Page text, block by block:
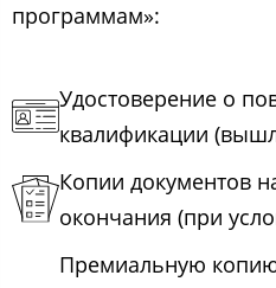
программам»:
Удостоверение о
квалификации
Копии документов
окончания (при
Премиальную